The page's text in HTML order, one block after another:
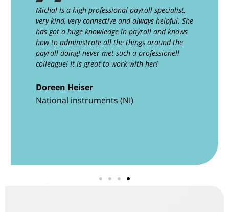
Michal is a high professional payroll specialist,
very kind, very connective and always helpful. She
has got a huge knowledge in payroll and knows
how to administrate all the things around the
payroll doing! never met such a professionell
colleague! It is great to work with her!
Doreen Heiser
National instruments (NI)